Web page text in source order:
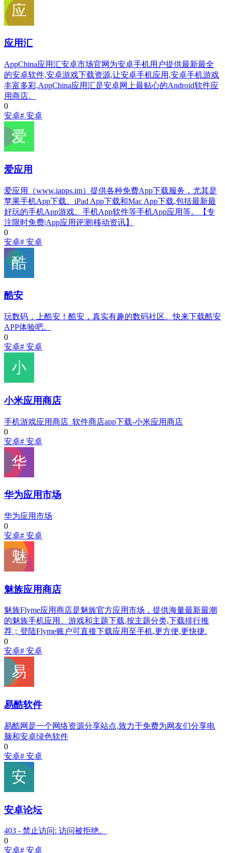
应用汇
AppChina应用汇安卓市场官网为安卓手机用户提供最新最全
的安卓软件,安卓游戏下载资源,让安卓手机应用,安卓手机游戏
丰富多彩,AppChina应用汇是安卓网上最贴心的Android软件应
用商店。
0
安卓# 安卓
爱应用
爱应用（www.iapps.im）提供各种免费App下载服务，尤其是
苹果手机App下载、iPad App下载和Mac App下载,包括最新最
好玩的手机App游戏、手机App软件等手机App应用等。【专
注限时免费|App应用评测|移动资讯】
0
安卓# 安卓
酷安
玩数码，上酷安！酷安，真实有趣的数码社区。快来下载酷安
APP体验吧。
0
安卓# 安卓
小米应用商店
手机游戏应用商店_软件商店app下载-小米应用商店
0
安卓# 安卓
华为应用市场
华为应用市场
0
安卓# 安卓
魅族应用商店
魅族Flyme应用商店是魅族官方应用市场，提供海量最新最潮
的魅族手机应用、游戏和主题下载,按主题分类,下载排行推
荐；登陆Flyme账户可直接下载应用至手机,更方便,更快捷.
0
安卓# 安卓
易酷软件
易酷网是一个网络资源分享站点,致力于免费为网友们分享电
脑和安卓绿色软件
0
安卓# 安卓
安卓论坛
403 - 禁止访问: 访问被拒绝。
0
安卓# 安卓